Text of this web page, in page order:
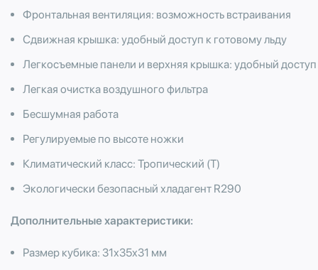
Фронтальная вентиляция: возможность встраивания
Сдвижная крышка: удобный доступ к готовому льду
Легкосъемные панели и верхняя крышка: удобный
Легкая очистка воздушного фильтра
Бесшумная работа
Регулируемые по высоте ножки
Климатический класс: Тропический (T)
Экологически безопасный хладагент R290
Дополнительные характеристики:
Размер кубика: 31х35х31 мм